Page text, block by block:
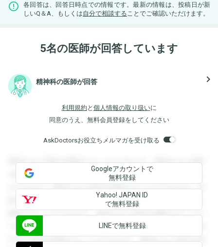
各回答は、回答日時点での情報です。最新の情報は、投稿日が新
しいQ＆A、もしくは自分で相談する ことでご確認いただけます。
5名の医師が回答しています
精神科の医師が回答 navigate_next
利用規約 と 個人情報の取り扱いに
同意のうえ、無料会員登録をしてください
AskDoctorsお役立ちメルマガを受け取る
登録すると回答を閲覧することができます。登録すると回答
を閲覧することができます。登録すると回答を閲覧すること
ができます。登録すると回答を閲覧することができます。登
録すると回答を閲覧することができます。登録すると回答を
閲覧することができます。登録すると回答を閲覧することが
できます。登録すると回答を閲覧することができます。登録
すると回答を閲覧することができます。登録すると回答を閲
Googleアカウントで
無料登録
Yahoo! JAPAN ID
で無料登録
LINEで無料登録